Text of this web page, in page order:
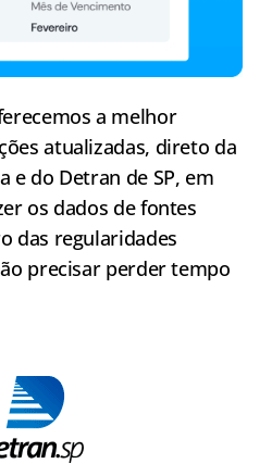
a melhor
atualizadas, direto da
e do Detran de SP, em
os dados de fontes
das regularidades
precisar perder tempo